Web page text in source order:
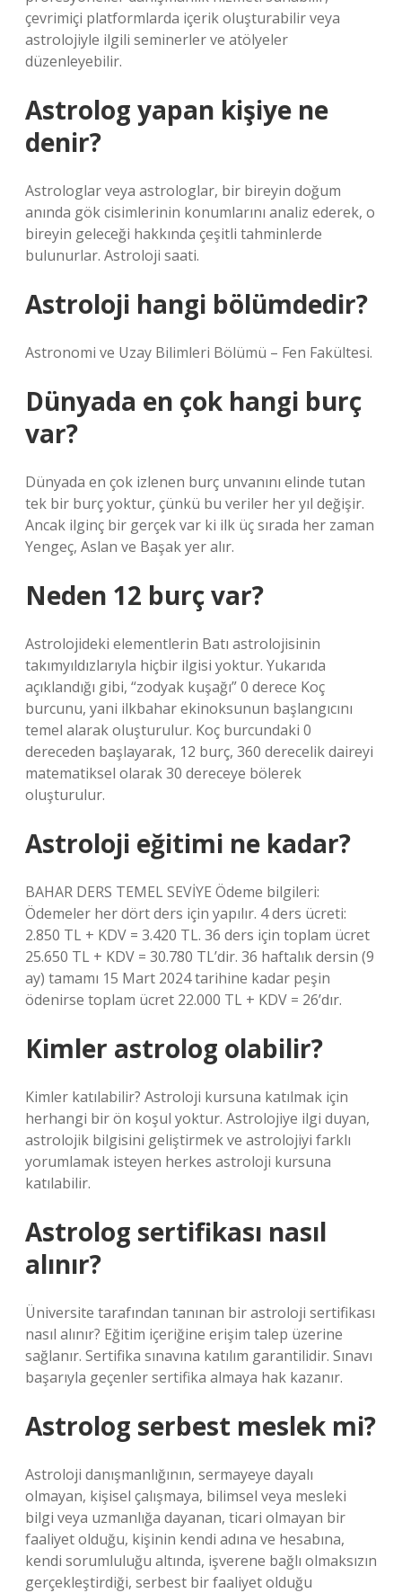
çevrimiçi platformlarda içerik oluşturabilir veya
astrolojiyle ilgili seminerler ve atölyeler
düzenleyebilir.
Astrolog yapan kişiye ne
denir?
Astrologlar veya astrologlar, bir bireyin doğum
anında gök cisimlerinin konumlarını analiz ederek, o
bireyin geleceği hakkında çeşitli tahminlerde
bulunurlar. Astroloji saati.
Astroloji hangi bölümdedir?
Astronomi ve Uzay Bilimleri Bölümü – Fen Fakültesi.
Dünyada en çok hangi burç
var?
Dünyada en çok izlenen burç unvanını elinde tutan
tek bir burç yoktur, çünkü bu veriler her yıl değişir.
Ancak ilginç bir gerçek var ki ilk üç sırada her zaman
Yengeç, Aslan ve Başak yer alır.
Neden 12 burç var?
Astrolojideki elementlerin Batı astrolojisinin
takımyıldızlarıyla hiçbir ilgisi yoktur. Yukarıda
açıklandığı gibi, “zodyak kuşağı” 0 derece Koç
burcunu, yani ilkbahar ekinoksunun başlangıcını
temel alarak oluşturulur. Koç burcundaki 0 ​​
dereceden başlayarak, 12 burç, 360 derecelik daireyi
matematiksel olarak 30 dereceye bölerek
oluşturulur.
Astroloji eğitimi ne kadar?
BAHAR DERS TEMEL SEVİYE Ödeme bilgileri:
Ödemeler her dört ders için yapılır. 4 ders ücreti:
2.850 TL + KDV = 3.420 TL. 36 ders için toplam ücret
25.650 TL + KDV = 30.780 TL’dir. 36 haftalık dersin (9
ay) tamamı 15 Mart 2024 tarihine kadar peşin
ödenirse toplam ücret 22.000 TL + KDV = 26’dır.
Kimler astrolog olabilir?
Kimler katılabilir? Astroloji kursuna katılmak için
herhangi bir ön koşul yoktur. Astrolojiye ilgi duyan,
astrolojik bilgisini geliştirmek ve astrolojiyi farklı
yorumlamak isteyen herkes astroloji kursuna
katılabilir.
Astrolog sertifikası nasıl
alınır?
Üniversite tarafından tanınan bir astroloji sertifikası
nasıl alınır? Eğitim içeriğine erişim talep üzerine
sağlanır. Sertifika sınavına katılım garantilidir. Sınavı
başarıyla geçenler sertifika almaya hak kazanır.
Astrolog serbest meslek mi?
Astroloji danışmanlığının, sermayeye dayalı
olmayan, kişisel çalışmaya, bilimsel veya mesleki
bilgi veya uzmanlığa dayanan, ticari olmayan bir
faaliyet olduğu, kişinin kendi adına ve hesabına,
kendi sorumluluğu altında, işverene bağlı olmaksızın
gerçekleştirdiği, serbest bir faaliyet olduğu